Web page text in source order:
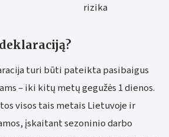
rizika
turi būti pateikta pasibaigus
– iki kitų metų gegužės 1 dienos.
visos tais metais Lietuvoje ir
įskaitant sezoninio darbo